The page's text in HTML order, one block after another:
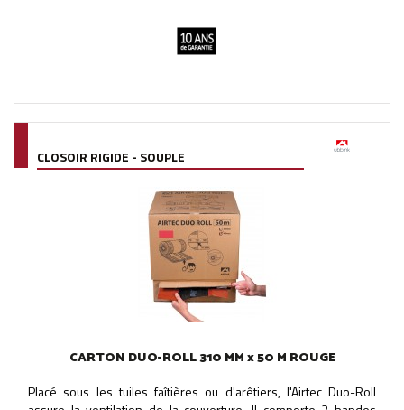
CLOSOIR RIGIDE - SOUPLE
CARTON DUO-ROLL 310 MM x 50 M ROUGE
Placé sous les tuiles faîtières ou d'arêtiers, l'Airtec Duo-Roll